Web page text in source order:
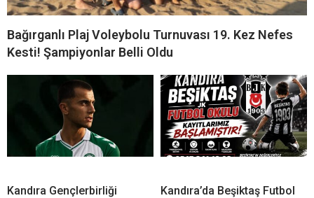
Bağırganlı Plaj Voleybolu Turnuvası 19. Kez Nefes
Kesti! Şampiyonlar Belli Oldu
Kandıra Gençlerbirliği
Kandıra’da Beşiktaş Futbol